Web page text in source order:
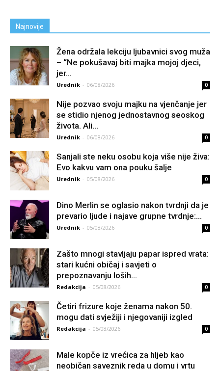
Najnovije
Žena održala lekciju ljubavnici svog muža
– “Ne pokušavaj biti majka mojoj djeci,
jer...
Urednik - 06/08/2026 0
Nije pozvao svoju majku na vjenčanje jer
se stidio njenog jednostavnog seoskog
života. Ali...
Urednik - 06/08/2026 0
Sanjali ste neku osobu koja više nije živa:
Evo kakvu vam ona pouku šalje
Urednik - 05/08/2026 0
Dino Merlin se oglasio nakon tvrdnji da je
prevario ljude i najave grupne tvrdnje:...
Urednik - 05/08/2026 0
Zašto mnogi stavljaju papar ispred vrata:
stari kućni običaj i savjeti o
prepoznavanju loših...
Redakcija - 05/08/2026 0
Četiri frizure koje ženama nakon 50.
mogu dati svježiji i njegovaniji izgled
Redakcija - 05/08/2026 0
Male kopče iz vrećica za hljeb kao
neobičan saveznik reda u domu i vrtu